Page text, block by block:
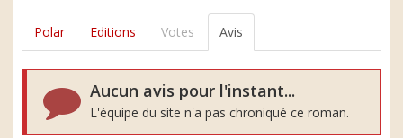
Polar Editions Votes Avis
Aucun avis pour l'instant...
L'équipe du site n'a pas chroniqué ce roman.